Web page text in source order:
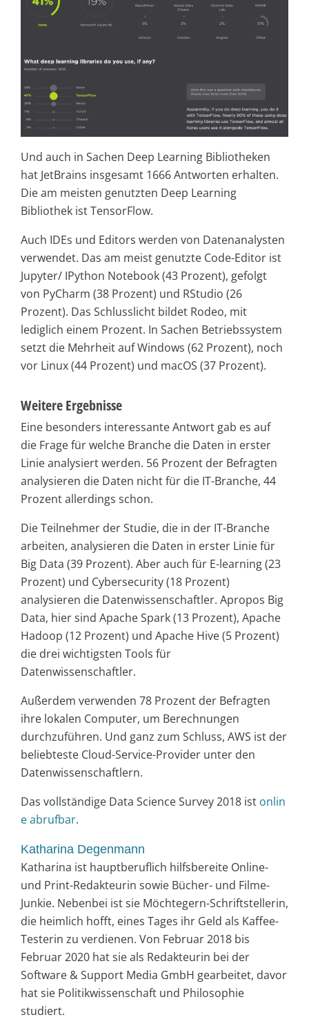
Und auch in Sachen Deep Learning Bibliotheken
hat JetBrains insgesamt 1666 Antworten erhalten.
Die am meisten genutzten Deep Learning
Bibliothek ist TensorFlow.
Auch IDEs und Editors werden von Datenanalysten
verwendet. Das am meist genutzte Code-Editor ist
Jupyter/ IPython Notebook (43 Prozent), gefolgt
von PyCharm (38 Prozent) und RStudio (26
Prozent). Das Schlusslicht bildet Rodeo, mit
lediglich einem Prozent. In Sachen Betriebssystem
setzt die Mehrheit auf Windows (62 Prozent), noch
vor Linux (44 Prozent) und macOS (37 Prozent).
Weitere Ergebnisse
Eine besonders interessante Antwort gab es auf
die Frage für welche Branche die Daten in erster
Linie analysiert werden. 56 Prozent der Befragten
analysieren die Daten nicht für die IT-Branche, 44
Prozent allerdings schon.
Die Teilnehmer der Studie, die in der IT-Branche
arbeiten, analysieren die Daten in erster Linie für
Big Data (39 Prozent). Aber auch für E-learning (23
Prozent) und Cybersecurity (18 Prozent)
analysieren die Datenwissenschaftler. Apropos Big
Data, hier sind Apache Spark (13 Prozent), Apache
Hadoop (12 Prozent) und Apache Hive (5 Prozent)
die drei wichtigsten Tools für
Datenwissenschaftler.
Außerdem verwenden 78 Prozent der Befragten
ihre lokalen Computer, um Berechnungen
durchzuführen. Und ganz zum Schluss, AWS ist der
beliebteste Cloud-Service-Provider unter den
Datenwissenschaftlern.
Das vollständige Data Science Survey 2018 ist onlin
e abrufbar.
Katharina Degenmann
Katharina ist hauptberuflich hilfsbereite Online-
und Print-Redakteurin sowie Bücher- und Filme-
Junkie. Nebenbei ist sie Möchtegern-Schriftstellerin,
die heimlich hofft, eines Tages ihr Geld als Kaffee-
Testerin zu verdienen. Von Februar 2018 bis
Februar 2020 hat sie als Redakteurin bei der
Software & Support Media GmbH gearbeitet, davor
hat sie Politikwissenschaft und Philosophie
studiert.